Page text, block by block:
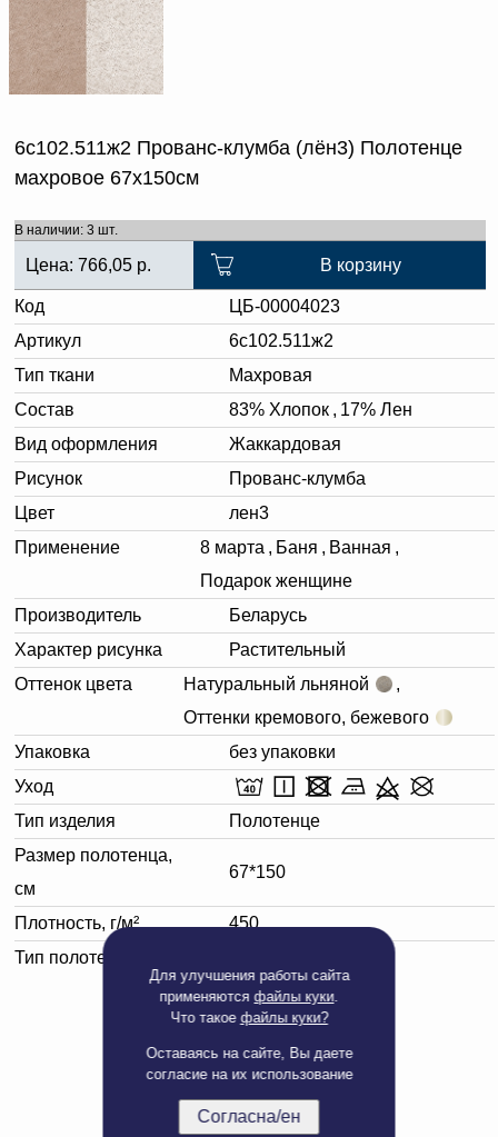
Для улучшения работы сайта
применяютсяфайлы куки.
Что такое файлы куки?
Оставаясь на сайте, Вы даете
согласие на их использование
Согласна/ен
6с102.511ж2 Прованс-клумба (лён3) Полотенце
махровое 67х150см
В наличии: 3 шт.
Цена: 766,05 р. В корзину
Код
ЦБ-00004023
Артикул
6с102.511ж2
Тип ткани
Махровая
Состав
83% Хлопок , 17% Лен
Вид оформления
Жаккардовая
Рисунок
Прованс-клумба
Цвет
лен3
Применение
8 марта , Баня , Ванная ,
Подарок женщине
Производитель
Беларусь
Характер рисунка
Растительный
Оттенок цвета
Натуральный льняной
,
Оттенки кремового, бежевого
Упаковка
без упаковки
Уход
Тип изделия
Полотенце
Размер полотенца,
см
67*150
Плотность, г/м²
450
Тип полотенца
Полная версия сайта